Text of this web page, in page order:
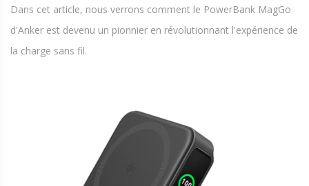
Dans cet article, nous verrons comment le PowerBank MagGo
d'Anker est devenu un pionnier en révolutionnant l'expérience de
la charge sans fil.